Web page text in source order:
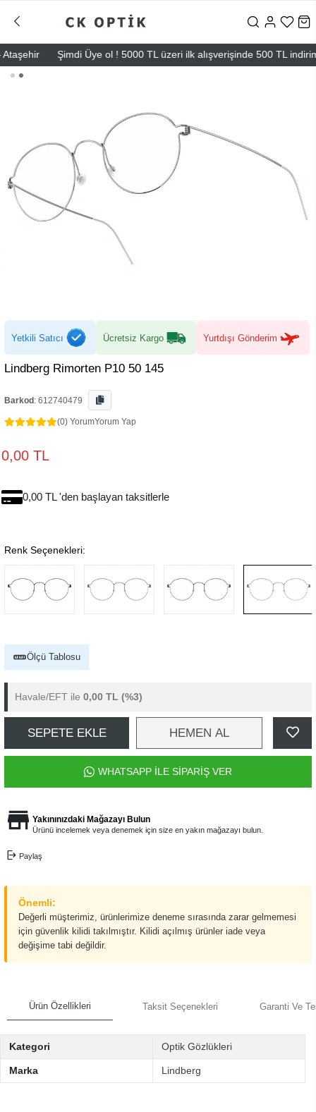
Şimdi Üye ol ! 5000 TL üzeri ilk alışverişinde 500 TL indirim
Yetkili Satıcı Ücretsiz Kargo Yurtdışı Gönderim
Lindberg Rimorten P10 50 145
Barkod : 612740479
(0) YorumYorum Yap
0,00 TL
0,00 TL 'den başlayan taksitlerle
Renk Seçenekleri:
Ölçü Tablosu
Havale/EFT ile 0,00 TL (%3)
SEPETE EKLE HEMEN AL
WHATSAPP İLE SİPARİŞ VER
Yakınınızdaki Mağazayı Bulun
Ürünü incelemek veya denemek için size en yakın mağazayı bulun.
Paylaş
Önemli:
Değerli müşterimiz, ürünlerimize deneme sırasında zarar gelmemesi
için güvenlik kilidi takılmıştır. Kilidi açılmış ürünler iade veya
değişime tabi değildir.
Ürün Özellikleri Taksit Seçenekleri Garanti Ve
Kategori Optik Gözlükleri
Marka Lindberg